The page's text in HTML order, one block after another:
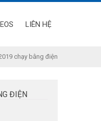
LIÊN HỆ
chạy bằng điện
ĐIỆN